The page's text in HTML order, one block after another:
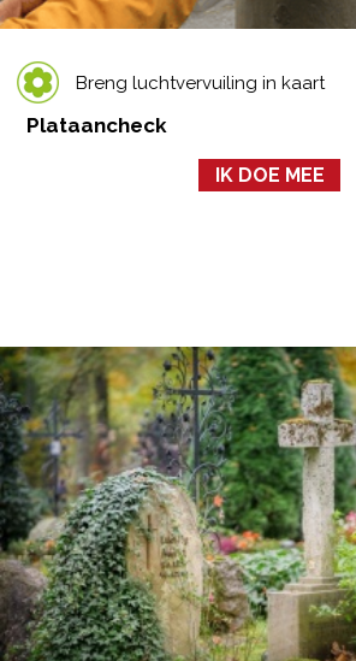
Breng luchtvervuiling in kaart
Plataancheck
IK DOE MEE